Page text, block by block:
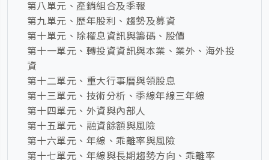
第八單元、產銷組合及季報
第九單元、歷年股利、趨勢及募資
第十單元、除權息資訊與籌碼、股價
第十一單元、轉投資資訊與本業、業外、海外投
資
第十二單元、重大行事曆與領股息
第十三單元、技術分析、季線年線三年線
第十四單元、外資與內部人
第十五單元、融資餘額與風險
第十六單元、年線、乖離率與風險
第十七單元、年線與長期趨勢方向、乖離率